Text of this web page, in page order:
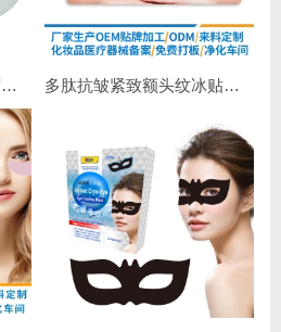
现货促销｜无纺布水凝胶睫毛眼贴 嫁接睫毛专用 补水保湿不干扰操作 多肽抗皱紧致额头纹冰贴｜淡化抬头纹紧致显年轻